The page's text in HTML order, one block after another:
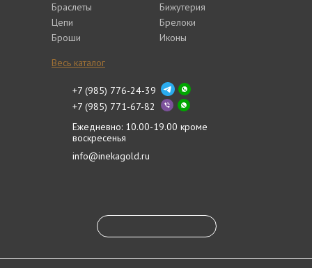
Браслеты
Цепи
Броши
Бижутерия
Брелоки
Иконы
Весь каталог
+7 (985) 776-24-39
+7 (985) 771-67-82
Ежедневно: 10.00-19.00 кроме
воскресенья
info@inekagold.ru